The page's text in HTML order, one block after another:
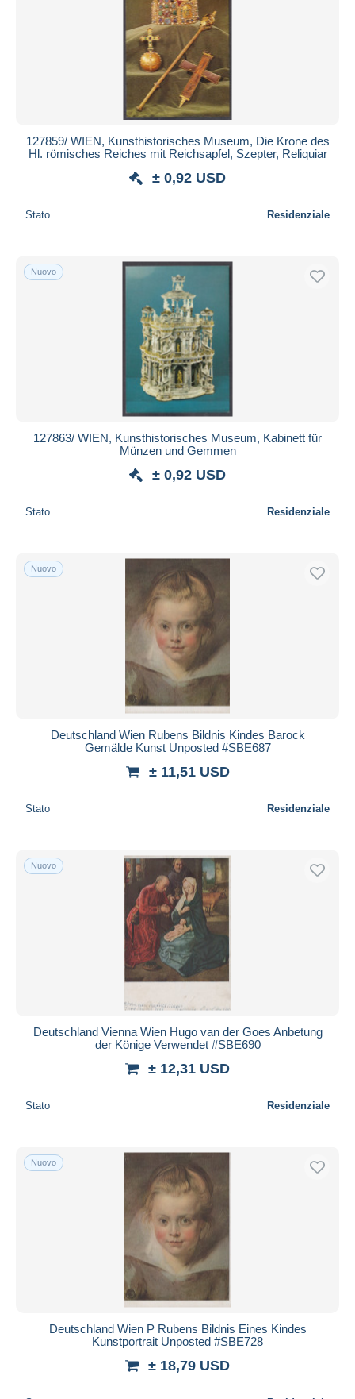
127859/ WIEN, Kunsthistorisches Museum, Die Krone des
Hl. römisches Reiches mit Reichsapfel, Szepter, Reliquiar
± 0,92 USD
Stato Residenziale
Nuovo
127863/ WIEN, Kunsthistorisches Museum, Kabinett für
Münzen und Gemmen
± 0,92 USD
Stato Residenziale
Nuovo
Deutschland Wien Rubens Bildnis Kindes Barock
Gemälde Kunst Unposted #SBE687
± 11,51 USD
Stato Residenziale
Nuovo
Deutschland Vienna Wien Hugo van der Goes Anbetung
der Könige Verwendet #SBE690
± 12,31 USD
Stato Residenziale
Nuovo
Deutschland Wien P Rubens Bildnis Eines Kindes
Kunstportrait Unposted #SBE728
± 18,79 USD